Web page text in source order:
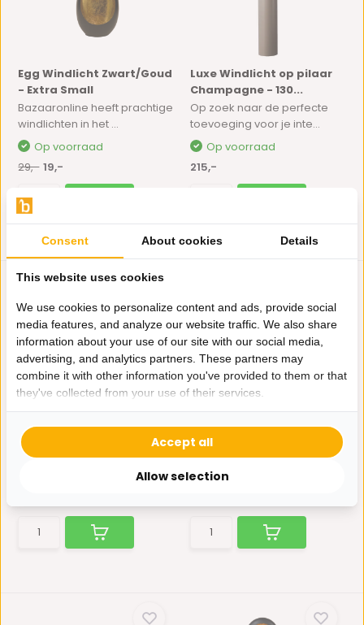
Egg Windlicht Zwart/Goud
- Extra Small
Bazaaronline heeft prachtige
windlichten in het ...
Op voorraad
29,- 19,-
Luxe Windlicht op pilaar
Champagne - 130...
Op zoek naar de perfecte
toevoeging voor je inte...
Op voorraad
215,-
Wandkandelaar
Bazaaronline heeft prachtige
muur windlichten in...
Luxe Windlicht op pilaar
Op zoek naar de perfecte
toevoeging voor je inte...
Op voorraad
Consent About cookies Details
This website uses cookies
We use cookies to personalize content and ads, provide social
media features, and analyze our website traffic. We also share
information about your use of our site with our social media,
advertising, and analytics partners. These partners may
combine it with other information you've provided to them or that
they've collected from your use of their services.
Allow selection
Accept all